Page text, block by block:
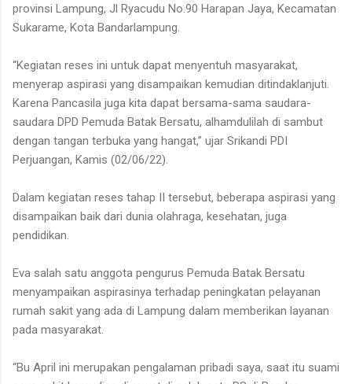
provinsi Lampung, Jl Ryacudu No.90 Harapan Jaya, Kecamatan
Sukarame, Kota Bandarlampung.
“Kegiatan reses ini untuk dapat menyentuh masyarakat,
menyerap aspirasi yang disampaikan kemudian ditindaklanjuti.
Karena Pancasila juga kita dapat bersama-sama saudara-
saudara DPD Pemuda Batak Bersatu, alhamdulilah di sambut
dengan tangan terbuka yang hangat,” ujar Srikandi PDI
Perjuangan, Kamis (02/06/22).
Dalam kegiatan reses tahap II tersebut, beberapa aspirasi yang
disampaikan baik dari dunia olahraga, kesehatan, juga
pendidikan.
Eva salah satu anggota pengurus Pemuda Batak Bersatu
menyampaikan aspirasinya terhadap peningkatan pelayanan
rumah sakit yang ada di Lampung dalam memberikan layanan
pada masyarakat.
“Bu April ini merupakan pengalaman pribadi saya, saat itu suami